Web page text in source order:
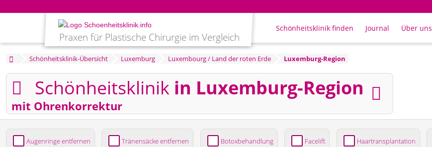
Praxen für Plastische Chirurgie im Vergleich
Schönheitsklinik finden Journal Über uns
Schönheitsklinik-Übersicht Luxemburg Luxembourg / Land der roten Erde Luxemburg-Region
Schönheitsklinik in Luxemburg-Region
mit Ohrenkorrektur
Augenringe entfernen Tränensäcke entfernen Botoxbehandlung Facelift Haartransplantation